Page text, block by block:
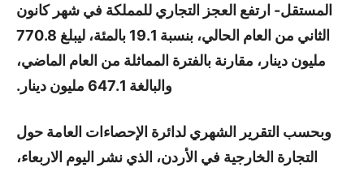
المستقل- ارتفع العجز التجاري للمملكة في شهر كانون
الثاني من العام الحالي، بنسبة 19.1 بالمئة، ليبلغ 770.8
مليون دينار، مقارنة بالفترة المماثلة من العام الماضي،
والبالغة 647.1 مليون دينار.
وبحسب التقرير الشهري لدائرة الإحصاءات العامة حول
التجارة الخارجية في الأردن، الذي نشر اليوم الاربعاء،